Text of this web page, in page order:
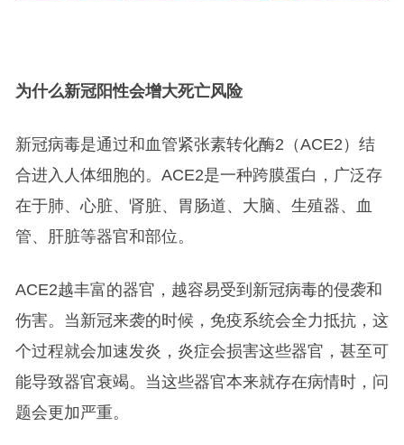
为什么新冠阳性会增大死亡风险
新冠病毒是通过和血管紧张素转化酶2（ACE2）结
合进入人体细胞的。ACE2是一种跨膜蛋白，广泛存
在于肺、心脏、肾脏、胃肠道、大脑、生殖器、血
管、肝脏等器官和部位。
ACE2越丰富的器官，越容易受到新冠病毒的侵袭和
伤害。当新冠来袭的时候，免疫系统会全力抵抗，这
个过程就会加速发炎，炎症会损害这些器官，甚至可
能导致器官衰竭。当这些器官本来就存在病情时，问
题会更加严重。